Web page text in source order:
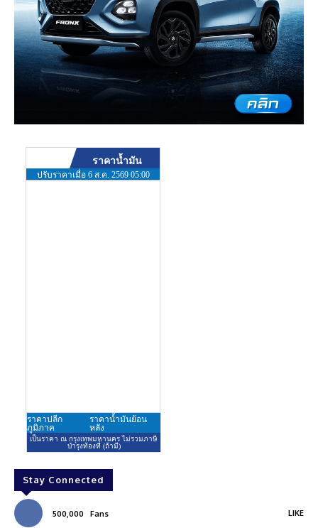
Stay Connected
500,000 Fans LIKE